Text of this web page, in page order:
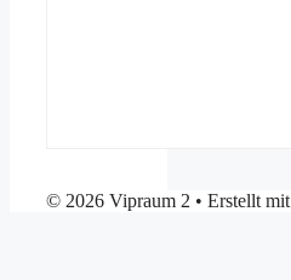
© 2026 Vipraum 2 • Erstellt mit